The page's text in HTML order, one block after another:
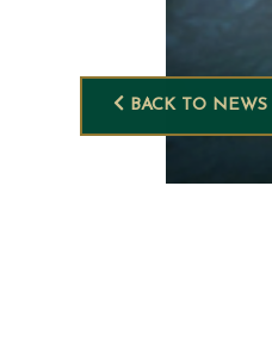
BACK TO NEWS